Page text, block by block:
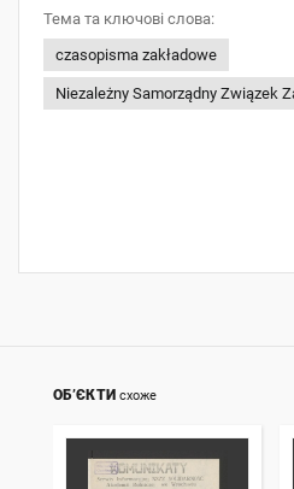
Тема та ключові слова:
czasopisma zakładowe
Niezależny Samorządny Związek
ОБ’ЄКТИ схоже